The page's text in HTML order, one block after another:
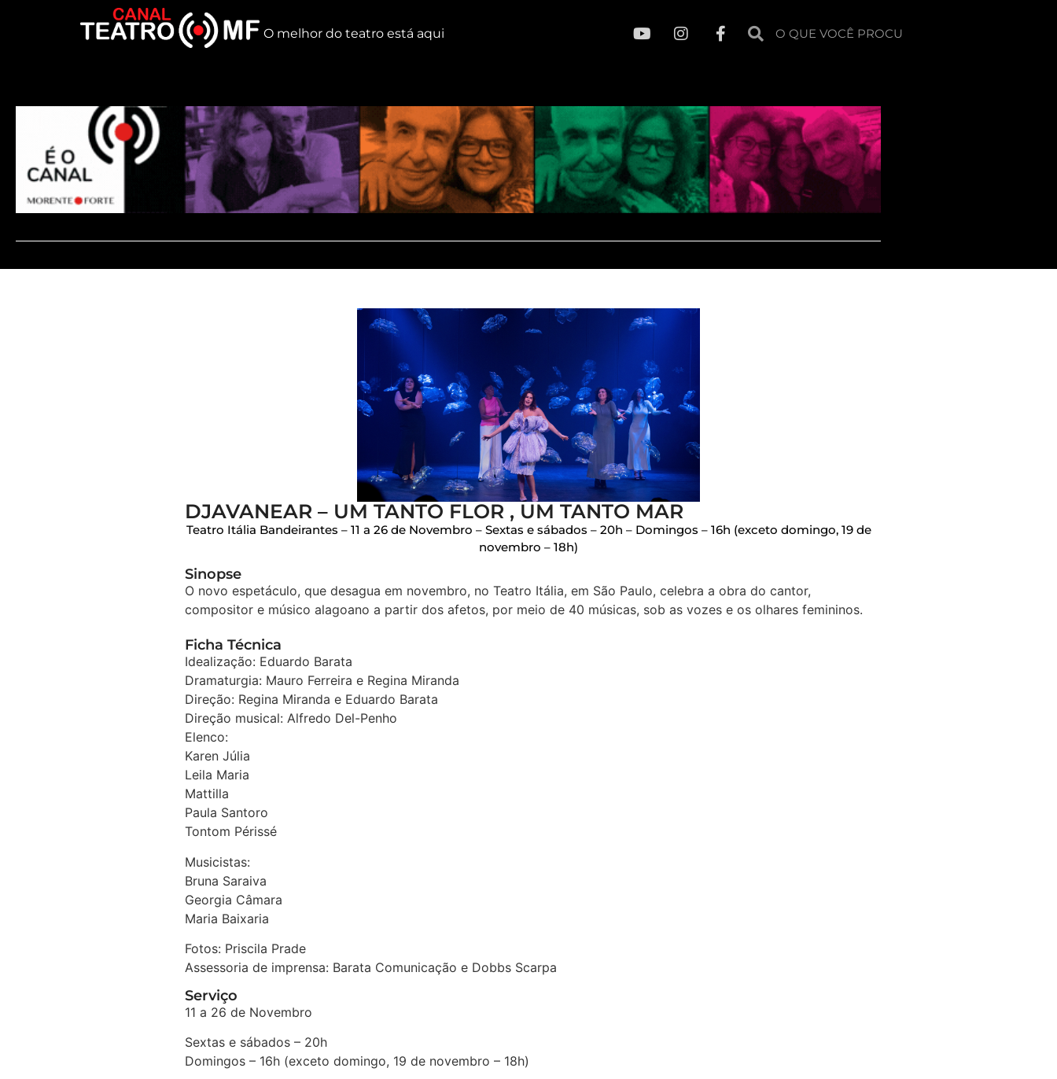
O melhor do teatro está aqui
DJAVANEAR – UM TANTO FLOR , UM TANTO MAR
Teatro Itália Bandeirantes – 11 a 26 de Novembro – Sextas e sábados – 20h – Domingos – 16h (exceto domingo, 19 de
novembro – 18h)
Sinopse
O novo espetáculo, que desagua em novembro, no Teatro Itália, em São Paulo, celebra a obra do cantor,
compositor e músico alagoano a partir dos afetos, por meio de 40 músicas, sob as vozes e os olhares femininos.
Ficha Técnica
Idealização: Eduardo Barata
Dramaturgia: Mauro Ferreira e Regina Miranda
Direção: Regina Miranda e Eduardo Barata
Direção musical: Alfredo Del-Penho
Elenco:
Karen Júlia
Leila Maria
Mattilla
Paula Santoro
Tontom Périssé
Musicistas:
Bruna Saraiva
Georgia Câmara
Maria Baixaria
Fotos: Priscila Prade
Assessoria de imprensa: Barata Comunicação e Dobbs Scarpa
Serviço
11 a 26 de Novembro
Sextas e sábados – 20h
Domingos – 16h (exceto domingo, 19 de novembro – 18h)